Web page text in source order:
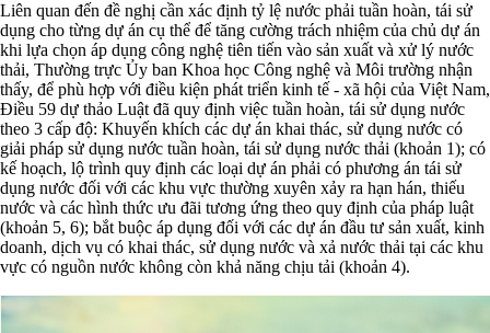
Liên quan đến đề nghị cần xác định tỷ lệ nước phải tuần hoàn, tái sử
dụng cho từng dự án cụ thể để tăng cường trách nhiệm của chủ dự án
khi lựa chọn áp dụng công nghệ tiên tiến vào sản xuất và xử lý nước
thải, Thường trực Ủy ban Khoa học Công nghệ và Môi trường nhận
thấy, để phù hợp với điều kiện phát triển kinh tế - xã hội của Việt Nam,
Điều 59 dự thảo Luật đã quy định việc tuần hoàn, tái sử dụng nước
theo 3 cấp độ: Khuyến khích các dự án khai thác, sử dụng nước có
giải pháp sử dụng nước tuần hoàn, tái sử dụng nước thải (khoản 1); có
kế hoạch, lộ trình quy định các loại dự án phải có phương án tái sử
dụng nước đối với các khu vực thường xuyên xảy ra hạn hán, thiếu
nước và các hình thức ưu đãi tương ứng theo quy định của pháp luật
(khoản 5, 6); bắt buộc áp dụng đối với các dự án đầu tư sản xuất, kinh
doanh, dịch vụ có khai thác, sử dụng nước và xả nước thải tại các khu
vực có nguồn nước không còn khả năng chịu tải (khoản 4).